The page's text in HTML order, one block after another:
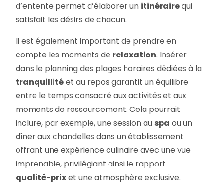
d’entente permet d’élaborer un itinérairequi
satisfait les désirs de chacun.
Il est également important de prendre en
compte les moments de relaxation. Insérer
dans le planning des plages horaires dédiées à la
tranquillitéet au repos garantit un équilibre
entre le temps consacré aux activités et aux
moments de ressourcement. Cela pourrait
inclure, par exemple, une session au spa ou un
dîner aux chandelles dans un établissement
offrant une expérience culinaire avec une vue
imprenable, privilégiant ainsi le rapport
qualité-prixet une atmosphère exclusive.